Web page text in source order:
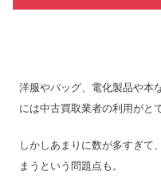
洋服やバッグ、電化製品や本
には中古買取業者の利用がと
しかしあまりに数が多すぎて
まうという問題点も。